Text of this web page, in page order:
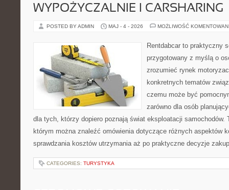
WYPOŻYCZALNIE I CARSHARING
POSTED BY ADMIN MAJ - 4 - 2026 MOŻLIWOŚĆ
Rentdabcar to praktyczny
przygotowany z myślą o
zrozumieć rynek
konkretnych tematów
czemu może być
zarówno dla osób
dla tych, którzy dopiero poznają świat eksploatacji samochodów.
którym można znaleźć omówienia dotyczące różnych aspektów
sprawdzania kosztów utrzymania aż po praktyczne decyzje
CATEGORIES: TURYSTYKA